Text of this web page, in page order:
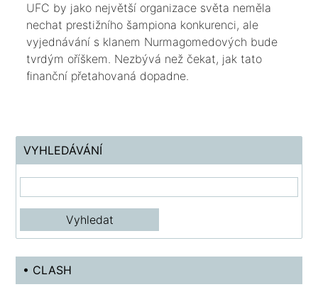
UFC by jako největší organizace světa neměla
nechat prestižního šampiona konkurenci, ale
vyjednávání s klanem Nurmagomedových bude
tvrdým oříškem. Nezbývá než čekat, jak tato
finanční přetahovaná dopadne.
VYHLEDÁVÁNÍ
• CLASH